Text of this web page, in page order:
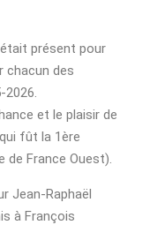
présent pour
des
2026.
et le plaisir de
fût la 1ère
de France Ouest).
Jean-Raphaël
à François